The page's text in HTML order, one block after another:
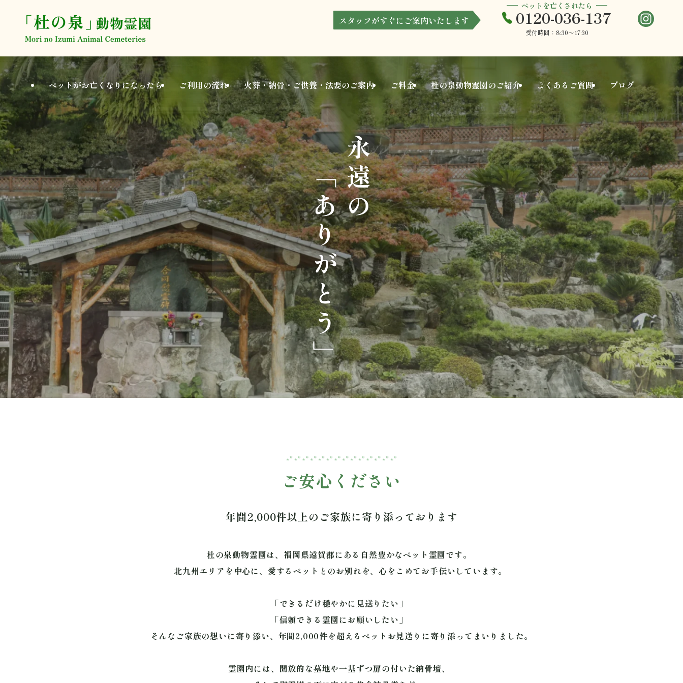
スタッフがすぐにご案内いたします
ペットを亡くされたら
0120-036-137
受付時間：8:30〜17:30
ペットがお亡くなりになったら ご利用の流れ 火葬・納骨・ご供養 ・法要のご案内 ご料金 杜の泉動物霊園のご紹介 よくある ご質問 ブログ
永遠の
「ありがとう」
ご安心ください
年間2,000件以上のご家族に寄り添っております
杜の泉動物霊園は、福岡県遠賀郡にある自然豊かなペット霊園です。
北九州エリアを中心に、愛するペットとのお別れを、心をこめてお手伝いしています。
「できるだけ穏やかに見送りたい」
「信頼できる霊園にお願いしたい」
そんなご家族の想いに寄り添い、年間2,000件を超えるペットお見送りに寄り添ってまいりました。
霊園内には、開放的な墓地や一基ずつ扉の付いた納骨壇、